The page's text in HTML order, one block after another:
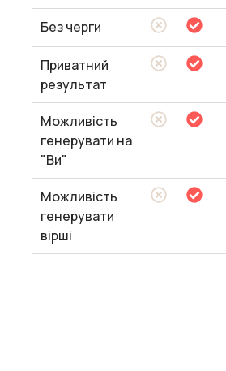
Без черги
Приватний
результат
Можливість
генерувати на
"Ви"
Можливість
генерувати
вірші